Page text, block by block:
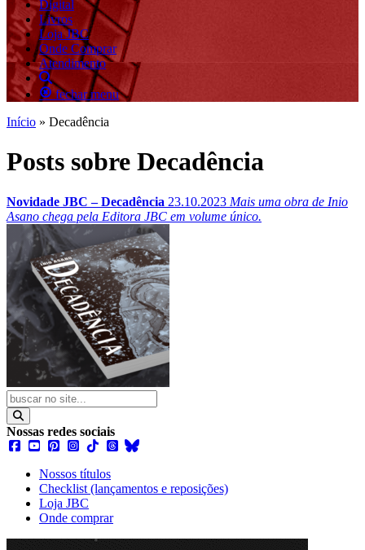
Digital
Livros
Loja JBC
Onde Comprar
Atendimento
fechar menu
Início » Decadência
Posts sobre Decadência
Novidade JBC – Decadência 23.10.2023 Mais uma obra de Inio
Asano chega pela Editora JBC em volume único.
Nossas redes sociais
Nossos títulos
Checklist (lançamentos e reposições)
Loja JBC
Onde comprar